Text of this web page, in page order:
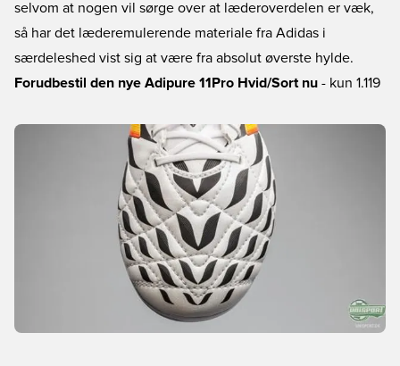
selvom at nogen vil sørge over at læderoverdelen er væk,
så har det læderemulerende materiale fra Adidas i
særdeleshed vist sig at være fra absolut øverste hylde.
Forudbestil den nye Adipure 11Pro Hvid/Sort nu - kun 1.119